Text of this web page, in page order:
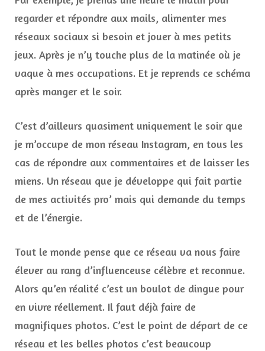
regarder et répondre aux mails, alimenter mes
réseaux sociaux si besoin et jouer à mes petits
jeux. Après je n’y touche plus de la matinée où je
vaque à mes occupations. Et je reprends ce schéma
après manger et le soir.
C’est d’ailleurs quasiment uniquement le soir que
je m’occupe de mon réseau Instagram, en tous les
cas de répondre aux commentaires et de laisser les
miens. Un réseau que je développe qui fait partie
de mes activités pro’ mais qui demande du temps
et de l’énergie.
Tout le monde pense que ce réseau va nous faire
élever au rang d’influenceuse célèbre et reconnue.
Alors qu’en réalité c’est un boulot de dingue pour
en vivre réellement. Il faut déjà faire de
magnifiques photos. C’est le point de départ de ce
réseau et les belles photos c’est beaucoup